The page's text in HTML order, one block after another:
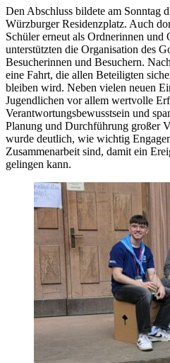
Den Abschluss bildete am Sonntag
Würzburger Residenzplatz. Auch
Schüler erneut als Ordnerinnen und
unterstützten die Organisation des
Besucherinnen und Besuchern.
eine Fahrt, die allen Beteiligten
bleiben wird. Neben vielen neuen
Jugendlichen vor allem wertvolle
Verantwortungsbewusstsein und
Planung und Durchführung großer
wurde deutlich, wie wichtig
Zusammenarbeit sind, damit ein
gelingen kann.